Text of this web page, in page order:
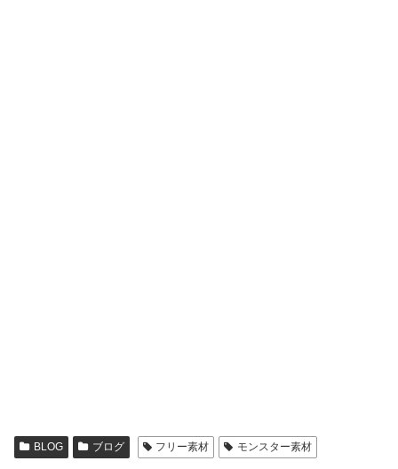
BLOG ブログ フリー素材 モンスター素材